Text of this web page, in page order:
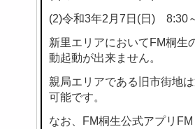
(2)令和3年2月7日(日) 8:30
新里エリアにおいてFM桐生
動起動が出来ません。
親局エリアである旧市街地
可能です。
なお、FM桐生公式アプリ